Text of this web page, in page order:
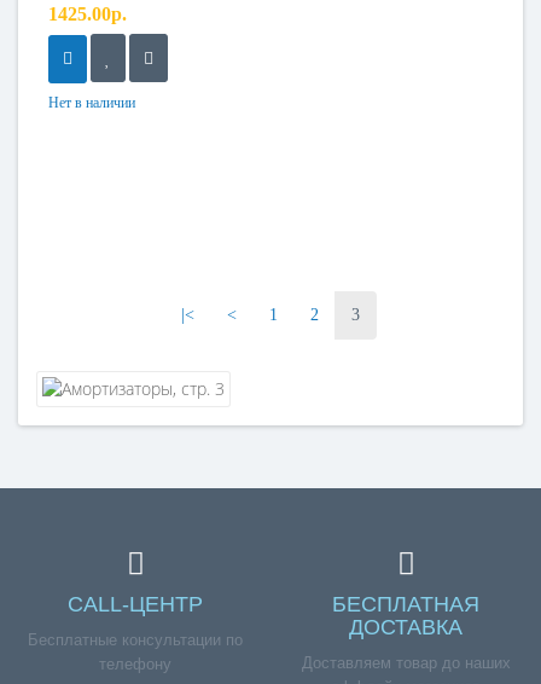
1425.00р.
Нет в наличии
|< < 1 2 3
CALL-ЦЕНТР
Бесплатные консультации по
телефону
БЕСПЛАТНАЯ
ДОСТАВКА
Доставляем товар до наших